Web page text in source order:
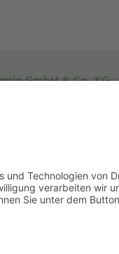
GmbH & Co. KG